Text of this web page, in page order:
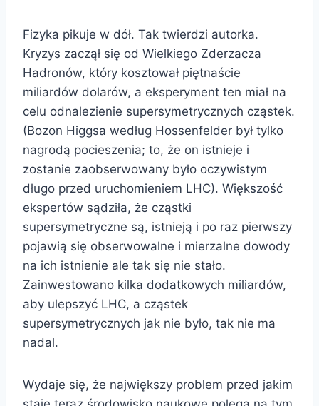
Fizyka pikuje w dół. Tak twierdzi autorka.
Kryzys zaczął się od Wielkiego Zderzacza
Hadronów, który kosztował piętnaście
miliardów dolarów, a eksperyment ten miał na
celu odnalezienie supersymetrycznych cząstek.
(Bozon Higgsa według Hossenfelder był tylko
nagrodą pocieszenia; to, że on istnieje i
zostanie zaobserwowany było oczywistym
długo przed uruchomieniem LHC). Większość
ekspertów sądziła, że cząstki
supersymetryczne są, istnieją i po raz pierwszy
pojawią się obserwowalne i mierzalne dowody
na ich istnienie ale tak się nie stało.
Zainwestowano kilka dodatkowych miliardów,
aby ulepszyć LHC, a cząstek
supersymetrycznych jak nie było, tak nie ma
nadal.
Wydaje się, że największy problem przed jakim